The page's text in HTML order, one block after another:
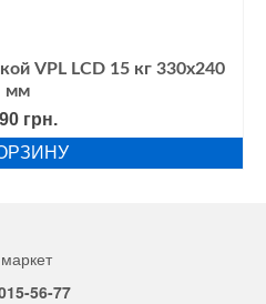
VPL LCD 15 кг 330х240
мм
грн.
56-77